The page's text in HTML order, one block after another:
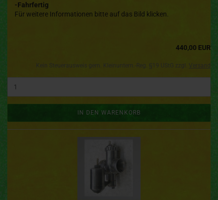
-Fahrfertig
Für weitere Informationen bitte auf das Bild klicken.
440,00 EUR
IN DEN WARENKORB